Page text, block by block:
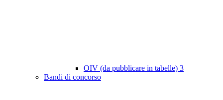
OIV (da pubblicare in tabelle) 3
Bandi di concorso